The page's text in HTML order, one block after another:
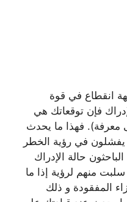
انقطاع في قوة
فإن توقعاتك هي
معرفة). فهذا ما يحدث
يفشلون في رؤية الخطر
حالة الإدراك
منهم لرؤية إذا ما
المفقودة و ذلك